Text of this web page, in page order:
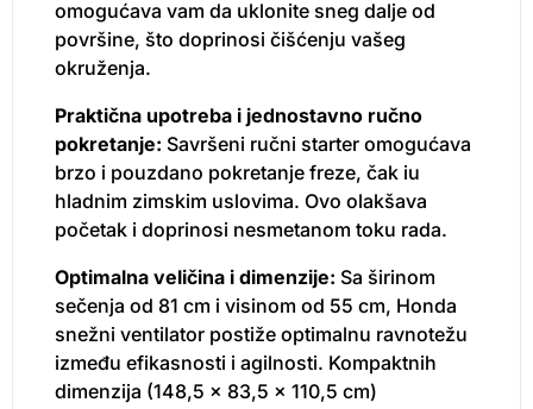
omogućava vam da uklonite sneg dalje od
površine, što doprinosi čišćenju vašeg
okruženja.
Praktična upotreba i jednostavno ručno
pokretanje: Savršeni ručni starter omogućava
brzo i pouzdano pokretanje freze, čak iu
hladnim zimskim uslovima. Ovo olakšava
početak i doprinosi nesmetanom toku rada.
Optimalna veličina i dimenzije: Sa širinom
sečenja od 81 cm i visinom od 55 cm, Honda
snežni ventilator postiže optimalnu ravnotežu
između efikasnosti i agilnosti. Kompaktnih
dimenzija (148,5 x 83,5 x 110,5 cm)